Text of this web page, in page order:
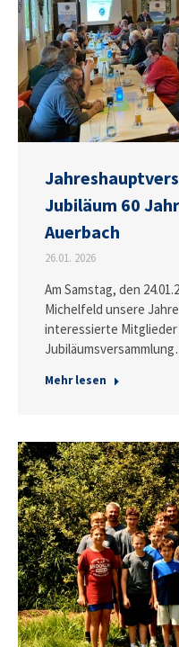
Jubiläum 60
Auerbach
26.01. 2026
Am Samstag, den
Michelfeld unsere
interessierte Mitglieder
Mehr lesen